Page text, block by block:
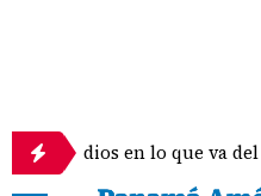
en lo que va del